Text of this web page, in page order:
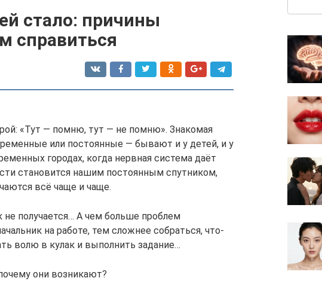
стало: причины
справиться
«Тут — помню, тут — не помню». Знакомая
или постоянные — бывают и у детей, и у
городах, когда нервная система даёт
становится нашим постоянным спутником,
всё чаще и чаще.
получается… А чем больше проблем
на работе, тем сложнее собраться, что-
волю в кулак и выполнить задание…
они возникают?